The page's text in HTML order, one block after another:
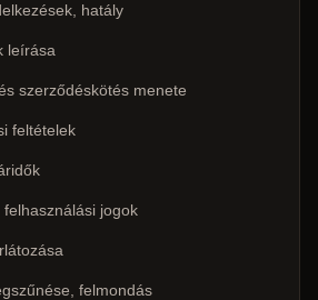
hatály
leírása
szerződéskötés menete
feltételek
jogok
felmondás